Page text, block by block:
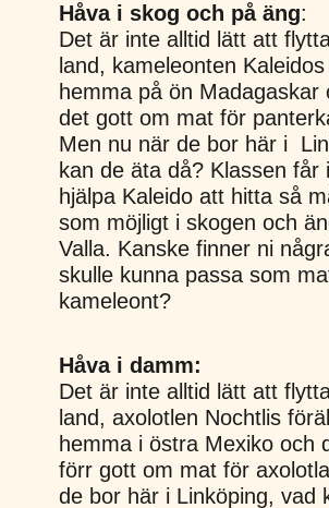
Håva i skog och på äng:
Det är inte alltid lätt att
land, kameleonten
hemma på ön Madagaskar
det gott om mat för
Men nu när de bor här i
kan de äta då? Klassen får
hjälpa Kaleido att hitta så
som möjligt i skogen och
Valla. Kanske finner ni
skulle kunna passa som
kameleont?
Håva i damm:
Det är inte alltid lätt att
land, axolotlen Nochtlis
hemma i östra Mexiko och
förr gott om mat för
de bor här i Linköping, vad